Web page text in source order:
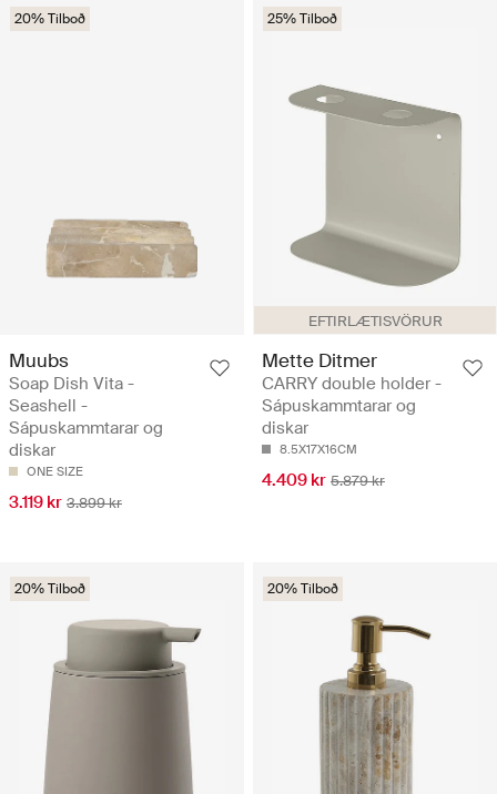
20% Tilboð
Muubs
Soap Dish Vita -
Seashell -
Sápuskammtarar og
diskar
ONE SIZE
3.119 kr 3.899 kr
EFTIRLÆTISVÖRUR
25% Tilboð
Mette Ditmer
CARRY double holder -
Sápuskammtarar og
diskar
8.5X17X16CM
4.409 kr 5.879 kr
20% Tilboð 20% Tilboð